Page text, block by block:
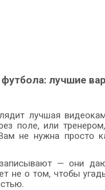
лучшие
лучшая
поле, или
не нужна просто
— они
не о том, чтобы